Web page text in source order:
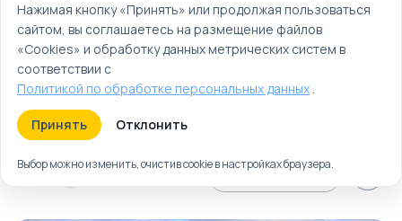
Соломоновы
острова | Туры и
отдых на
Соломоновых
островах
Туры Круизы Ближайшие
Нажимая кнопку «Принять» или продолжая пользоваться
сайтом, вы соглашаетесь на размещение файлов
«Cookies» и обработку данных метрических систем в
соответствии с
Политикой по обработке персональных данных.
Принять Отклонить
Выбор можно изменить, очистив cookie в настройках браузера.